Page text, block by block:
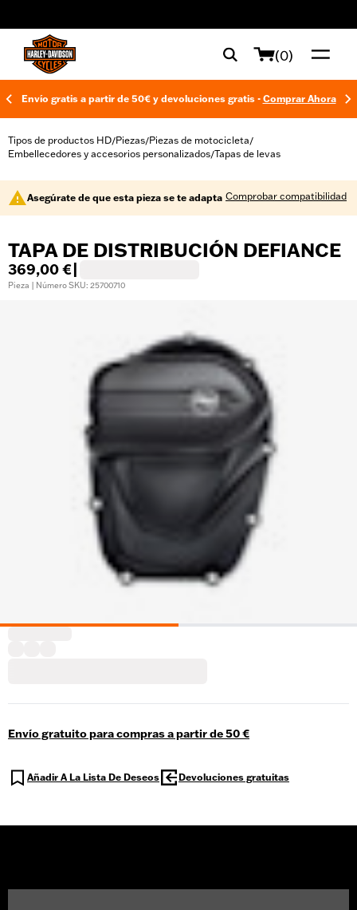
(0)
Envío gratis a partir de 50€ y devoluciones gratis - Comprar Ahora
Tipos de productos HD/Piezas/Piezas de motocicleta/
Embellecedores y accesorios personalizados/Tapas de levas
Asegúrate de que esta pieza se te adapta Comprobar compatibilidad
TAPA DE DISTRIBUCIÓN DEFIANCE
369,00 €
Pieza | Número SKU: 25700710
Envío gratuito para compras a partir de 50 €
Añadir A La Lista De Deseos Devoluciones gratuitas